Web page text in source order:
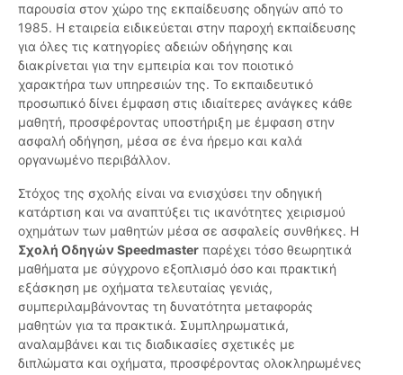
παρουσία στον χώρο της εκπαίδευσης οδηγών από το
1985. Η εταιρεία ειδικεύεται στην παροχή εκπαίδευσης
για όλες τις κατηγορίες αδειών οδήγησης και
διακρίνεται για την εμπειρία και τον ποιοτικό
χαρακτήρα των υπηρεσιών της. Το εκπαιδευτικό
προσωπικό δίνει έμφαση στις ιδιαίτερες ανάγκες κάθε
μαθητή, προσφέροντας υποστήριξη με έμφαση στην
ασφαλή οδήγηση, μέσα σε ένα ήρεμο και καλά
οργανωμένο περιβάλλον.
Στόχος της σχολής είναι να ενισχύσει την οδηγική
κατάρτιση και να αναπτύξει τις ικανότητες χειρισμού
οχημάτων των μαθητών μέσα σε ασφαλείς συνθήκες. Η
Σχολή Οδηγών Speedmaster παρέχει τόσο θεωρητικά
μαθήματα με σύγχρονο εξοπλισμό όσο και πρακτική
εξάσκηση με οχήματα τελευταίας γενιάς,
συμπεριλαμβάνοντας τη δυνατότητα μεταφοράς
μαθητών για τα πρακτικά. Συμπληρωματικά,
αναλαμβάνει και τις διαδικασίες σχετικές με
διπλώματα και οχήματα, προσφέροντας ολοκληρωμένες